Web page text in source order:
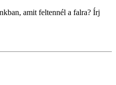
amit feltennél a falra? Írj